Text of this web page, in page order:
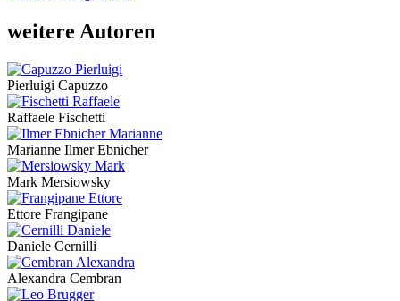
weitere Autoren
Pierluigi Capuzzo
Raffaele Fischetti
Marianne Ilmer Ebnicher
Mark Mersiowsky
Ettore Frangipane
Daniele Cernilli
Alexandra Cembran